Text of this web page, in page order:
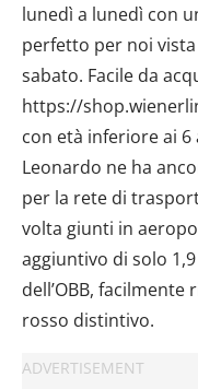
lunedì a lunedì con
perfetto per noi
sabato. Facile da
https://
con età inferiore ai
Leonardo ne ha
per la rete di
volta giunti in
aggiuntivo di solo
dell’OBB,
rosso distintivo.